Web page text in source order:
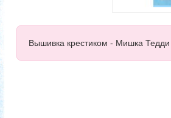
Вышивка крестиком - Мишка